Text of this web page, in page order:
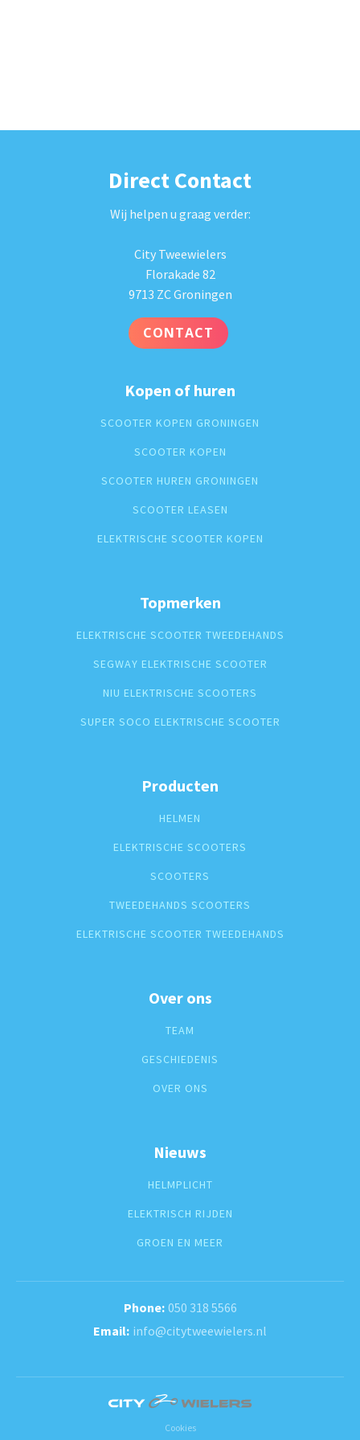
Direct Contact
Wij helpen u graag verder:
City Tweewielers
Florakade 82
9713 ZC Groningen
CONTACT
Kopen of huren
SCOOTER KOPEN GRONINGEN
SCOOTER KOPEN
SCOOTER HUREN GRONINGEN
SCOOTER LEASEN
ELEKTRISCHE SCOOTER KOPEN
Topmerken
ELEKTRISCHE SCOOTER TWEEDEHANDS
SEGWAY ELEKTRISCHE SCOOTER
NIU ELEKTRISCHE SCOOTERS
SUPER SOCO ELEKTRISCHE SCOOTER
Producten
HELMEN
ELEKTRISCHE SCOOTERS
SCOOTERS
TWEEDEHANDS SCOOTERS
ELEKTRISCHE SCOOTER TWEEDEHANDS
Over ons
TEAM
GESCHIEDENIS
OVER ONS
Nieuws
HELMPLICHT
ELEKTRISCH RIJDEN
GROEN EN MEER
050 318 5566
info@citytweewielers.nl
Cookies